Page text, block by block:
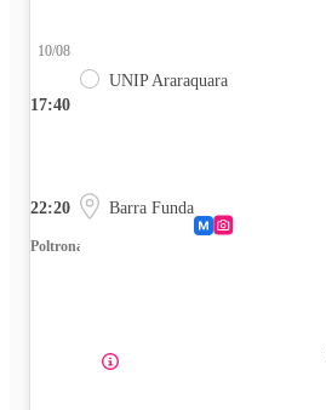
17:40
10/08
UNIP Araraquara
22:20 Barra Funda
Poltrona